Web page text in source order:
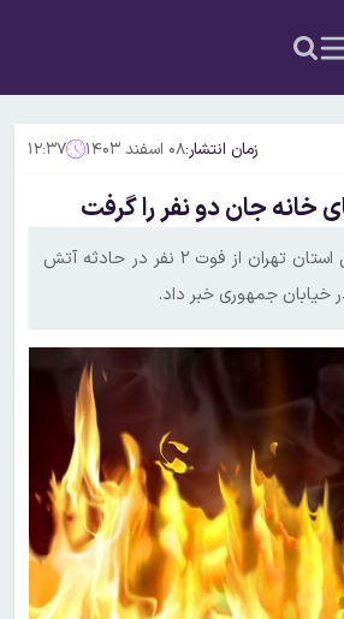
زمان انتشار:۰۸ اسفند ۱۴۰۳ ۱۲:۳۷
جان دو نفر را گرفت
رئیس سازمان اورژانس استان تهران از فوت ۲ نفر در حادثه آتش
جمهوری خبر داد.